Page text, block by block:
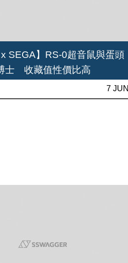
x SEGA】RS-0超音鼠與蛋頭
士 收藏值性價比高
7 JUN